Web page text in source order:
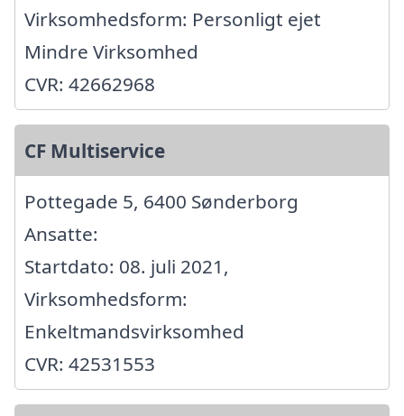
Virksomhedsform: Personligt ejet
Mindre Virksomhed
CVR: 42662968
CF Multiservice
Pottegade 5, 6400 Sønderborg
Ansatte:
Startdato: 08. juli 2021,
Virksomhedsform:
Enkeltmandsvirksomhed
CVR: 42531553